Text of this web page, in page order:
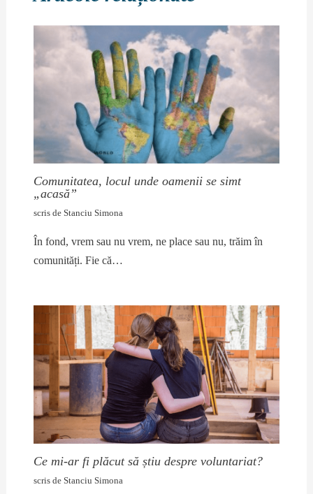
Comunitatea, locul unde oamenii se simt
„acasă”
scris deStanciu Simona
În fond, vrem sau nu vrem, ne place sau nu, trăim în
comunități. Fie că…
Ce mi-ar fi plăcut să știu despre voluntariat?
scris deStanciu Simona